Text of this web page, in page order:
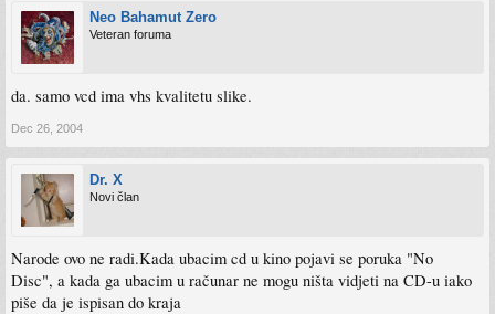
Neo Bahamut Zero
Veteran foruma
da. samo vcd ima vhs kvalitetu slike.
Dec 26, 2004
Dr. X
Novi član
Narode ovo ne radi.Kada ubacim cd u kino pojavi se poruka "No
Disc", a kada ga ubacim u računar ne mogu ništa vidjeti na CD-u iako
piše da je ispisan do kraja